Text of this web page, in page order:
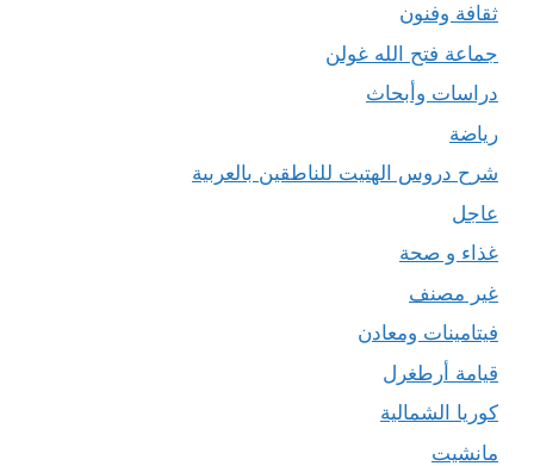
ثقافة وفنون
جماعة فتح الله غولن
دراسات وأبحاث
رياضة
شرح دروس الهتيت للناطقين بالعربية
عاجل
غذاء و صحة
غير مصنف
فيتامينات ومعادن
قيامة أرطغرل
كوريا الشمالية
مانشيت